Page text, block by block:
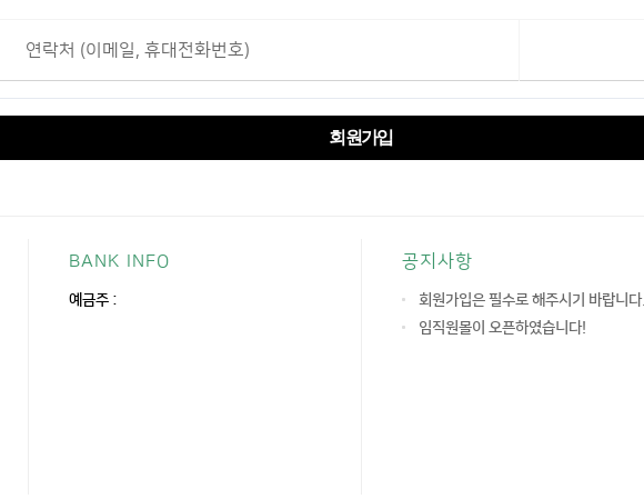
연락처 (이메일, 휴대전화번호)
회원가입
BANK INFO
예금주 :
공지사항
회원가입은 필수로 해주시기 바랍니다.
임직원몰이 오픈하였습니다!